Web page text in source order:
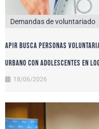
Demandas de voluntariado
APIR busca personas
urbano con adolescentes en
18/06/2026